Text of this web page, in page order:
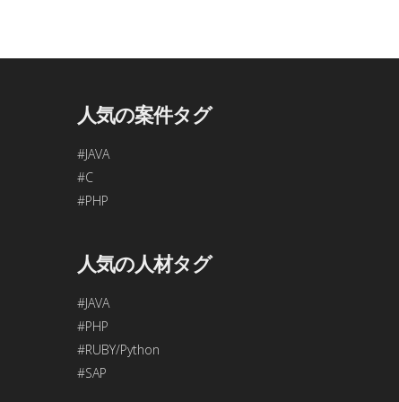
き、今回ご入力頂く個人情報は第三者に提供しません。
内容の訂正・追加・削除、利用の停止または消去、第三者への提供
です。
0948
年始、ゴールデンウィークを除く)
須項目をご入力頂けない場合は本フォームをご利用頂けませんの
人気の案件タグ
#JAVA
#C
#PHP
人気の人材タグ
#JAVA
#PHP
#RUBY/Python
#SAP